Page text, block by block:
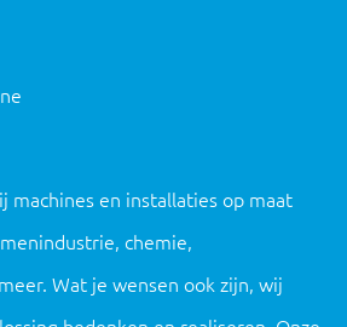
machines en installaties op maat
chemie,
Wat je wensen ook zijn, wij